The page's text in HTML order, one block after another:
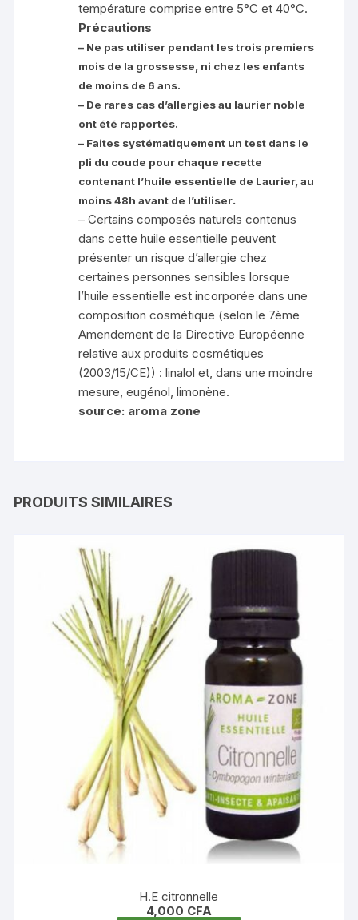
température comprise entre 5°C et 40°C.
Précautions
– Ne pas utiliser pendant les trois premiers
mois de la grossesse, ni chez les enfants
de moins de 6 ans.
– De rares cas d’allergies au laurier noble
ont été rapportés.
– Faites systématiquement un test dans le
pli du coude pour chaque recette
contenant l’huile essentielle de Laurier, au
moins 48h avant de l’utiliser.
– Certains composés naturels contenus
dans cette huile essentielle peuvent
présenter un risque d’allergie chez
certaines personnes sensibles lorsque
l’huile essentielle est incorporée dans une
composition cosmétique (selon le 7ème
Amendement de la Directive Européenne
relative aux produits cosmétiques
(2003/15/CE)) : linalol et, dans une moindre
mesure, eugénol, limonène.
source: aroma zone
PRODUITS SIMILAIRES
H.E citronnelle
4,000 CFA